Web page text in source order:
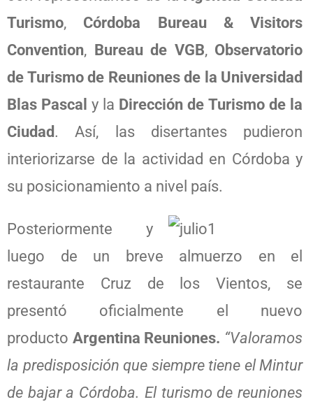
Turismo, Córdoba Bureau & Visitors
Convention, Bureau de VGB, Observatorio
de Turismo de Reuniones de la Universidad
Blas Pascal y la Dirección de Turismo de la
Ciudad. Así, las disertantes pudieron
interiorizarse de la actividad en Córdoba y
su posicionamiento a nivel país.
Posteriormente y
luego de un breve almuerzo en el
restaurante Cruz de los Vientos, se
presentó oficialmente el nuevo
producto Argentina Reuniones. “Valoramos
la predisposición que siempre tiene el Mintur
de bajar a Córdoba. El turismo de reuniones